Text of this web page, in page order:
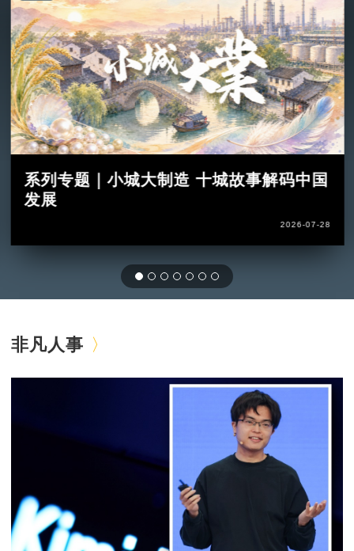
系列专题｜小城大制造 十城故事解码中国
发展
2026-07-28
非凡人事